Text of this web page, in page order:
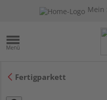
Mein
Fertigparkett